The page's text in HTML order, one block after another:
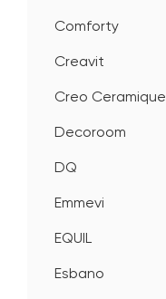
Comforty
Creavit
Creo Ceramique
Decoroom
DQ
Emmevi
EQUIL
Esbano